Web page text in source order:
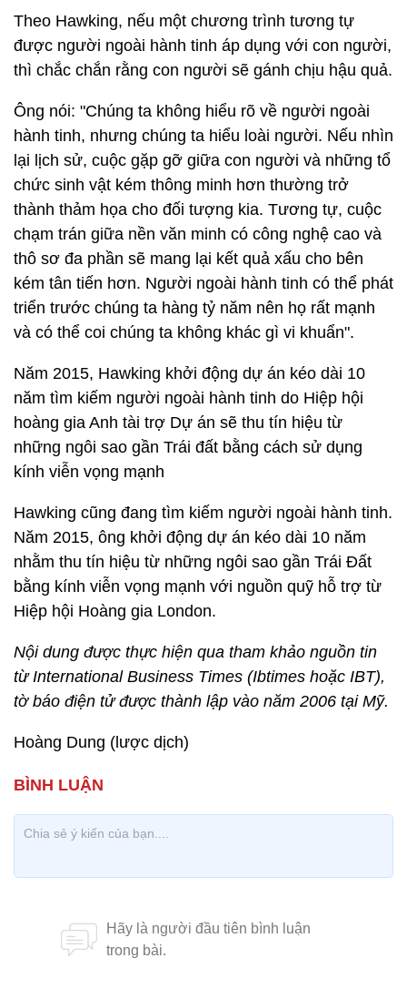
Theo Hawking, nếu một chương trình tương tự
được người ngoài hành tinh áp dụng với con người,
thì chắc chắn rằng con người sẽ gánh chịu hậu quả.
Ông nói: "Chúng ta không hiểu rõ về người ngoài
hành tinh, nhưng chúng ta hiểu loài người. Nếu nhìn
lại lịch sử, cuộc gặp gỡ giữa con người và những tổ
chức sinh vật kém thông minh hơn thường trở
thành thảm họa cho đối tượng kia. Tương tự, cuộc
chạm trán giữa nền văn minh có công nghệ cao và
thô sơ đa phần sẽ mang lại kết quả xấu cho bên
kém tân tiến hơn. Người ngoài hành tinh có thể phát
triển trước chúng ta hàng tỷ năm nên họ rất mạnh
và có thể coi chúng ta không khác gì vi khuẩn".
Năm 2015, Hawking khởi động dự án kéo dài 10
năm tìm kiếm người ngoài hành tinh do Hiệp hội
hoàng gia Anh tài trợ Dự án sẽ thu tín hiệu từ
những ngôi sao gần Trái đất bằng cách sử dụng
kính viễn vọng mạnh
Hawking cũng đang tìm kiếm người ngoài hành tinh.
Năm 2015, ông khởi động dự án kéo dài 10 năm
nhằm thu tín hiệu từ những ngôi sao gần Trái Đất
bằng kính viễn vọng mạnh với nguồn quỹ hỗ trợ từ
Hiệp hội Hoàng gia London.
Nội dung được thực hiện qua tham khảo nguồn tin
từ International Business Times (Ibtimes hoặc IBT),
tờ báo điện tử được thành lập vào năm 2006 tại Mỹ.
Hoàng Dung (lược dịch)